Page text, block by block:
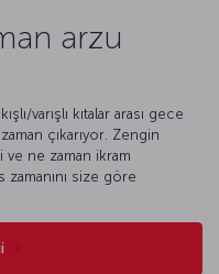
arzu
varışlı kıtalar arası gece
çıkarıyor. Zengin
ne zaman ikram
size göre